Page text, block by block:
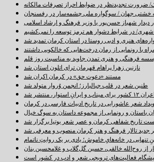
ضرورت تجدیدنظر در ضوابط احراز تصرفات مالکانه
خشتی جهان / سوگواره ملی چشمه‌سار در رفسنجان
دیدار شهباز حسن‌پور با وزیر فرهنگ و ارشاد اسلامی
در شرایط دشوار هم ترمز توسعه را نمی‌کشیم
هنری و ادبی روستا در استان کرمان تمدید شد
با رونمایی از رمان درخت‌هایی که خالکوبی داشتند
فرهنگی و هنری تمدن جاوید به مناسبت روز قلم
نازنین زهرا پراهام قهرمان ترای اتلون استان شد
مستند «دعوت حق» در کرمان اکران شد
طنین شعر در قلب جبالبارز؛ انجمن وُروار متولد شد
منتشر شد
شعر عاشورایی در تاریخ ادبیات فارسی در کرمان
باستان و رونمایی از مجموعه داستان به سوگ خیال
تاریخ شفاهی کرمان و عصر شعر بوتیا برگزار شد
تنهایی در خانه‌هایِ خاموش؛ یادی بر یک روایتِ ناتمام
از روح‌الله خالقی، حسین گل‌گلاب و غلامحسین بنان
فعالیت‌های ترویجی شعر و ادب در کشور است